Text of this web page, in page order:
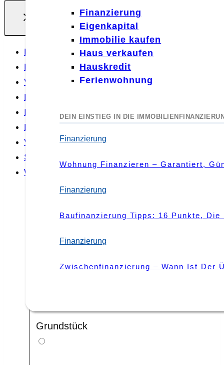
Ratgeber
Schimmel
Umzug
Kaution
Mietrecht
Für Vermieter
DIE NEUESTEN BEITRÄGE
Miete|Mieter
Mietwohnung: Welche
Mieter
Störung Des Hausfriedens: Droht
Miete|Mieter
Miete Vs. Pacht: Worin Liegen Die
Finanzierung
Eigenkapital
Immobilie kaufen
Haus verkaufen
Hauskredit
Ferienwohnung
DEIN EINSTIEG IN DIE
Finanzierung
Wohnung Finanzieren – Garantiert,
Finanzierung
Baufinanzierung Tipps: 16 Punkte,
Finanzierung
Zwischenfinanzierung – Wann Ist Der
Ratgeber
Mieter
Vermieter
Finanzierung
Immobilienfinanzierung
Rechner
Vorlagen
Sebastian Jacobitz
Wohnora
Grundstück